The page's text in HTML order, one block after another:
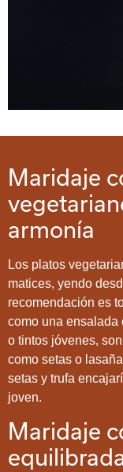
Maridaje
armonía
Los platos
matices, yendo
recomendación es
como una ensalada
o tintos jóvenes,
como setas o
setas y trufa
joven.
Maridaje